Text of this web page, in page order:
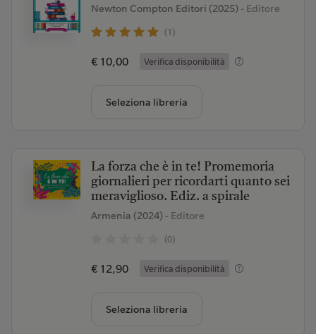
Newton Compton Editori (2025)- Editore
(1)
€ 10,00 Verifica disponibilità
Seleziona libreria
La forza che è in te! Promemoria
giornalieri per ricordarti quanto sei
meraviglioso. Ediz. a spirale
Armenia (2024)- Editore
(0)
€ 12,90 Verifica disponibilità
Seleziona libreria